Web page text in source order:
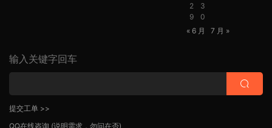
2
9
3
0
« 6 月
7 月 »
输入关键字回车
提交工单 >>
QQ在线咨询 (说明需求，勿问在否)